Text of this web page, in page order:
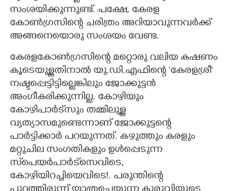
സംശയിക്കുന്നുണ്ട്. പക്ഷേ, കേരള
കോൺഗ്രസിന്റെ ചരിത്രം അറിയാവുന്നവർക്ക്
അങ്ങനെയൊരു സംശയം വേണ്ട.
കേരളകോൺഗ്രസിന്റെ മറ്റൊരു വലിയ കഷണം
കൂടെയുള്ളതിനാൽ യു.ഡി.എഫിന്റെ 'കേരളശ്രീ"
നഷ്ടപ്പെട്ടിട്ടില്ലെങ്കിലും ജോക്കുട്ടൻ
അംഗീകരിക്കുന്നില്ല. കോഴിയും
കോഴിപാർട്‌സും തമ്മിലുള്ള
വ്യത്യാസമുണ്ടെന്നാണ് ജോക്കുട്ടന്റെ
പാർട്ടിക്കാർ പറയുന്നത്. കഴുത്തും കരളും
മറ്റുചില സംഗതികളും ഉൾപ്പെടുന്ന
സ്‌പെയർപാർട്‌സെവിടെ,
കോഴിയിറച്ചിയെവിടെ!. പരുന്തിന്റെ